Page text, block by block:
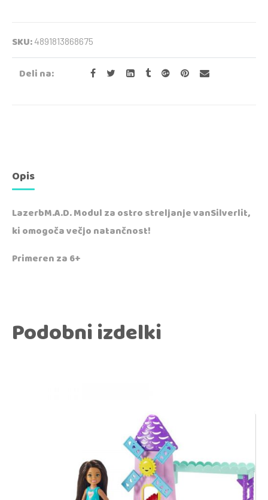
SKU: 4891813868675
Deli na:
Opis
LazerbM.A.D. Modul za ostro streljanje vanSilverlit,
ki omogoča večjo natančnost!
Primeren za 6+
Podobni izdelki